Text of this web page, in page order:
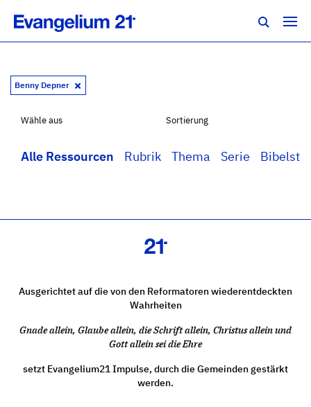
Benny Depner
Wähle aus
Alle Ressourcen Rubrik Thema Serie
Sortierung
Ausgerichtet auf die von den Reformatoren wiederentdeckten
Wahrheiten
Gnade allein, Glaube allein, die Schrift allein, Christus allein und
Gott allein sei die Ehre
setzt Evangelium21 Impulse, durch die Gemeinden gestärkt
werden.